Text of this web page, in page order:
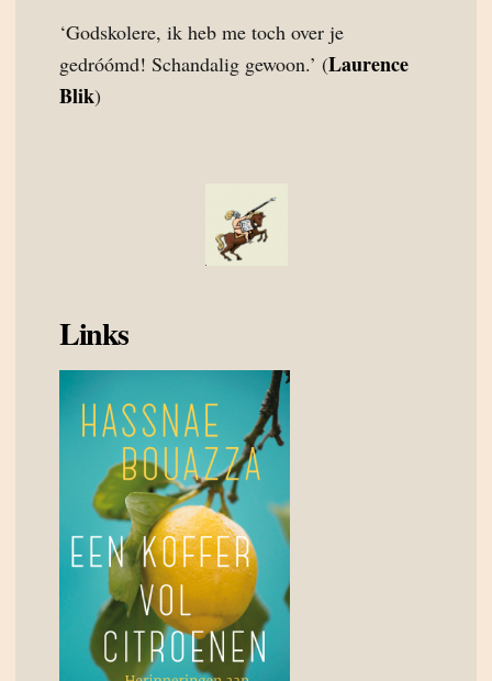
‘Godskolere, ik heb me toch over je
gedróómd! Schandalig gewoon.’ (Laurence
Blik)
Links